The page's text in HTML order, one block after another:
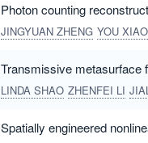
Photon counting
JINGYUAN ZHENG YOU XIAO
Transmissive metasurface
LINDA SHAO ZHENFEI LI
Spatially engineered